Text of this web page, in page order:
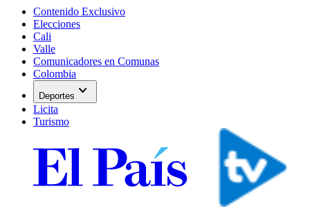
Contenido Exclusivo
Elecciones
Cali
Valle
Comunicadores en Comunas
Colombia
Deportes expand_more
Licita
Turismo